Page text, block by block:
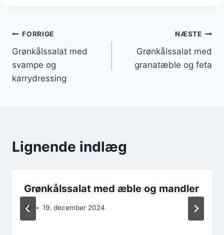
Indlægsnavigation
FORRIGE
Grønkålssalat med
svampe og
karrydressing
NÆSTE
Grønkålssalat med
granatæble og feta
Lignende indlæg
Grønkålssalat med æble og mandler
Af 19. december 2024